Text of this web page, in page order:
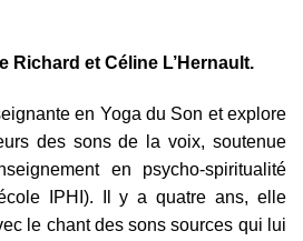
Richard et Céline L’Hernault.
en Yoga du Son et explore
des sons de la voix, soutenue
en psycho-spiritualité
IPHI). Il y a quatre ans, elle
le chant des sons sources qui lui